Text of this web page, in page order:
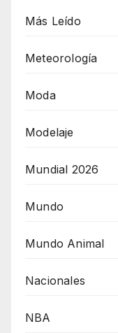
Más Leído
Meteorología
Moda
Modelaje
Mundial 2026
Mundo
Mundo Animal
Nacionales
NBA